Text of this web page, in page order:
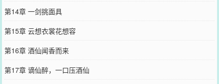
第14章 一剑挑面具
第15章 云想衣裳花想容
第16章 酒仙闻香而来
第17章 谪仙醉，一口压酒仙